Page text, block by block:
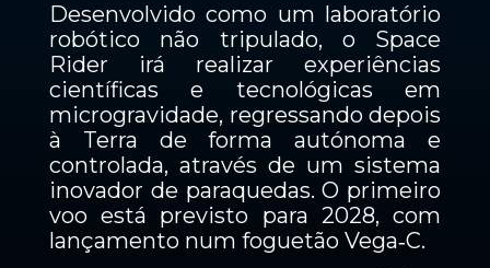
Desenvolvido como um laboratório
robótico não tripulado, o Space
Rider irá realizar experiências
científicas e tecnológicas em
microgravidade, regressando depois
à Terra de forma autónoma e
controlada, através de um sistema
inovador de paraquedas. O primeiro
voo está previsto para 2028, com
lançamento num foguetão Vega‑C.